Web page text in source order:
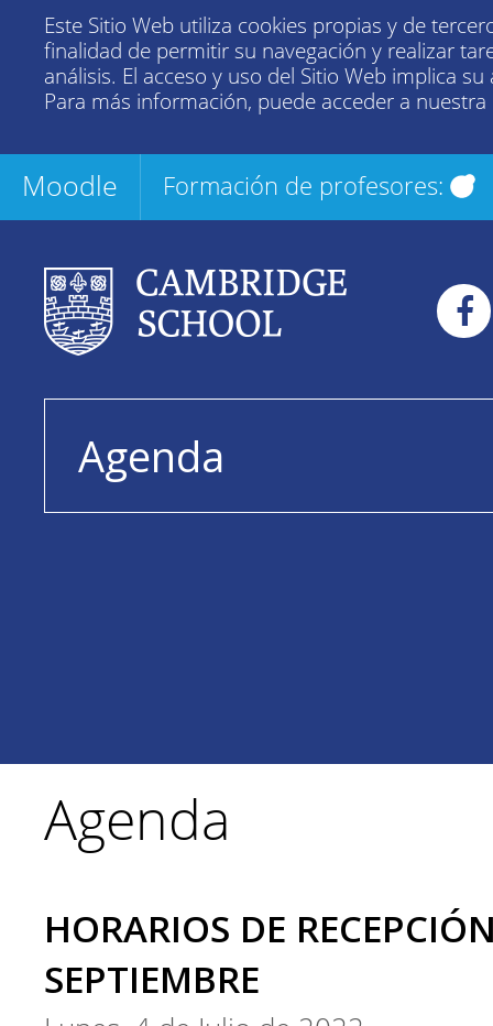
Este Sitio Web utiliza cookies propias y de
finalidad de permitir su navegación y realizar
análisis. El acceso y uso del Sitio Web implica su
Para más información, puede acceder a nuestra
Moodle Formación de profesores:
Agenda
Agenda
HORARIOS DE
SEPTIEMBRE